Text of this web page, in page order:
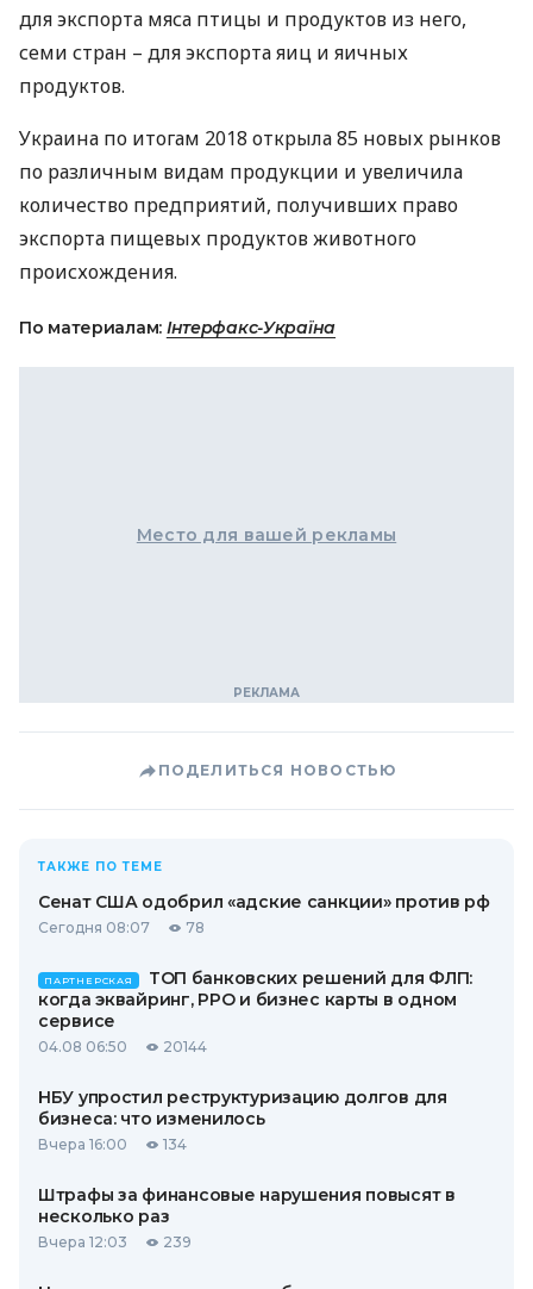
для экспорта мяса птицы и продуктов из него,
семи стран – для экспорта яиц и яичных
продуктов.
Украина по итогам 2018 открыла 85 новых рынков
по различным видам продукции и увеличила
количество предприятий, получивших право
экспорта пищевых продуктов животного
происхождения.
По материалам: Інтерфакс-Україна
Место для вашей рекламы
ПОДЕЛИТЬСЯ НОВОСТЬЮ
ТАКЖЕ ПО ТЕМЕ
Сенат США одобрил «адские санкции» против рф
Сегодня 08:07 78
ПАРТНЕРСКАЯ
ТОП банковских решений для ФЛП:
когда эквайринг, РРО и бизнес карты в одном
сервисе
04.08 06:50 20144
НБУ упростил реструктуризацию долгов для
бизнеса: что изменилось
Вчера 16:00 134
Штрафы за финансовые нарушения повысят в
несколько раз
Вчера 12:03 239